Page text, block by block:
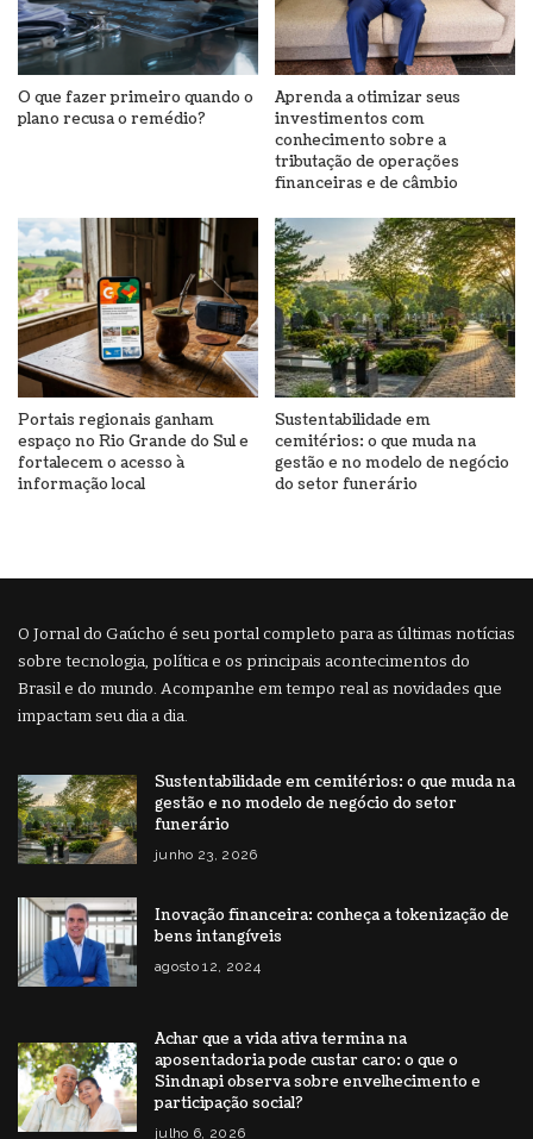
O que fazer primeiro quando o
plano recusa o remédio?
Aprenda a otimizar seus
investimentos com
conhecimento sobre a
tributação de operações
financeiras e de câmbio
Portais regionais ganham
espaço no Rio Grande do Sul e
fortalecem o acesso à
informação local
Sustentabilidade em
cemitérios: o que muda na
gestão e no modelo de negócio
do setor funerário
O Jornal do Gaúcho é seu portal completo para as últimas notícias
sobre tecnologia, política e os principais acontecimentos do
Brasil e do mundo. Acompanhe em tempo real as novidades que
impactam seu dia a dia.
Sustentabilidade em cemitérios: o que muda na
gestão e no modelo de negócio do setor
funerário
junho 23, 2026
Inovação financeira: conheça a tokenização de
bens intangíveis
agosto 12, 2024
Achar que a vida ativa termina na
aposentadoria pode custar caro: o que o
Sindnapi observa sobre envelhecimento e
participação social?
julho 6, 2026